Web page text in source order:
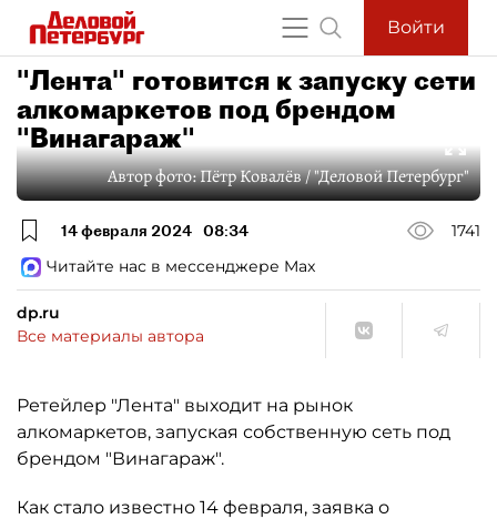
Войти
"Лента" готовится к запуску сети
алкомаркетов под брендом
"Винагараж"
Автор фото:Пётр Ковалёв / "Деловой Петербург"
14 февраля 2024 08:34
1741
Читайте нас в мессенджере Max
dp.ru
Все материалы автора
Ретейлер "Лента" выходит на рынок
алкомаркетов, запуская собственную сеть под
брендом "Винагараж".
Как стало известно 14 февраля, заявка о